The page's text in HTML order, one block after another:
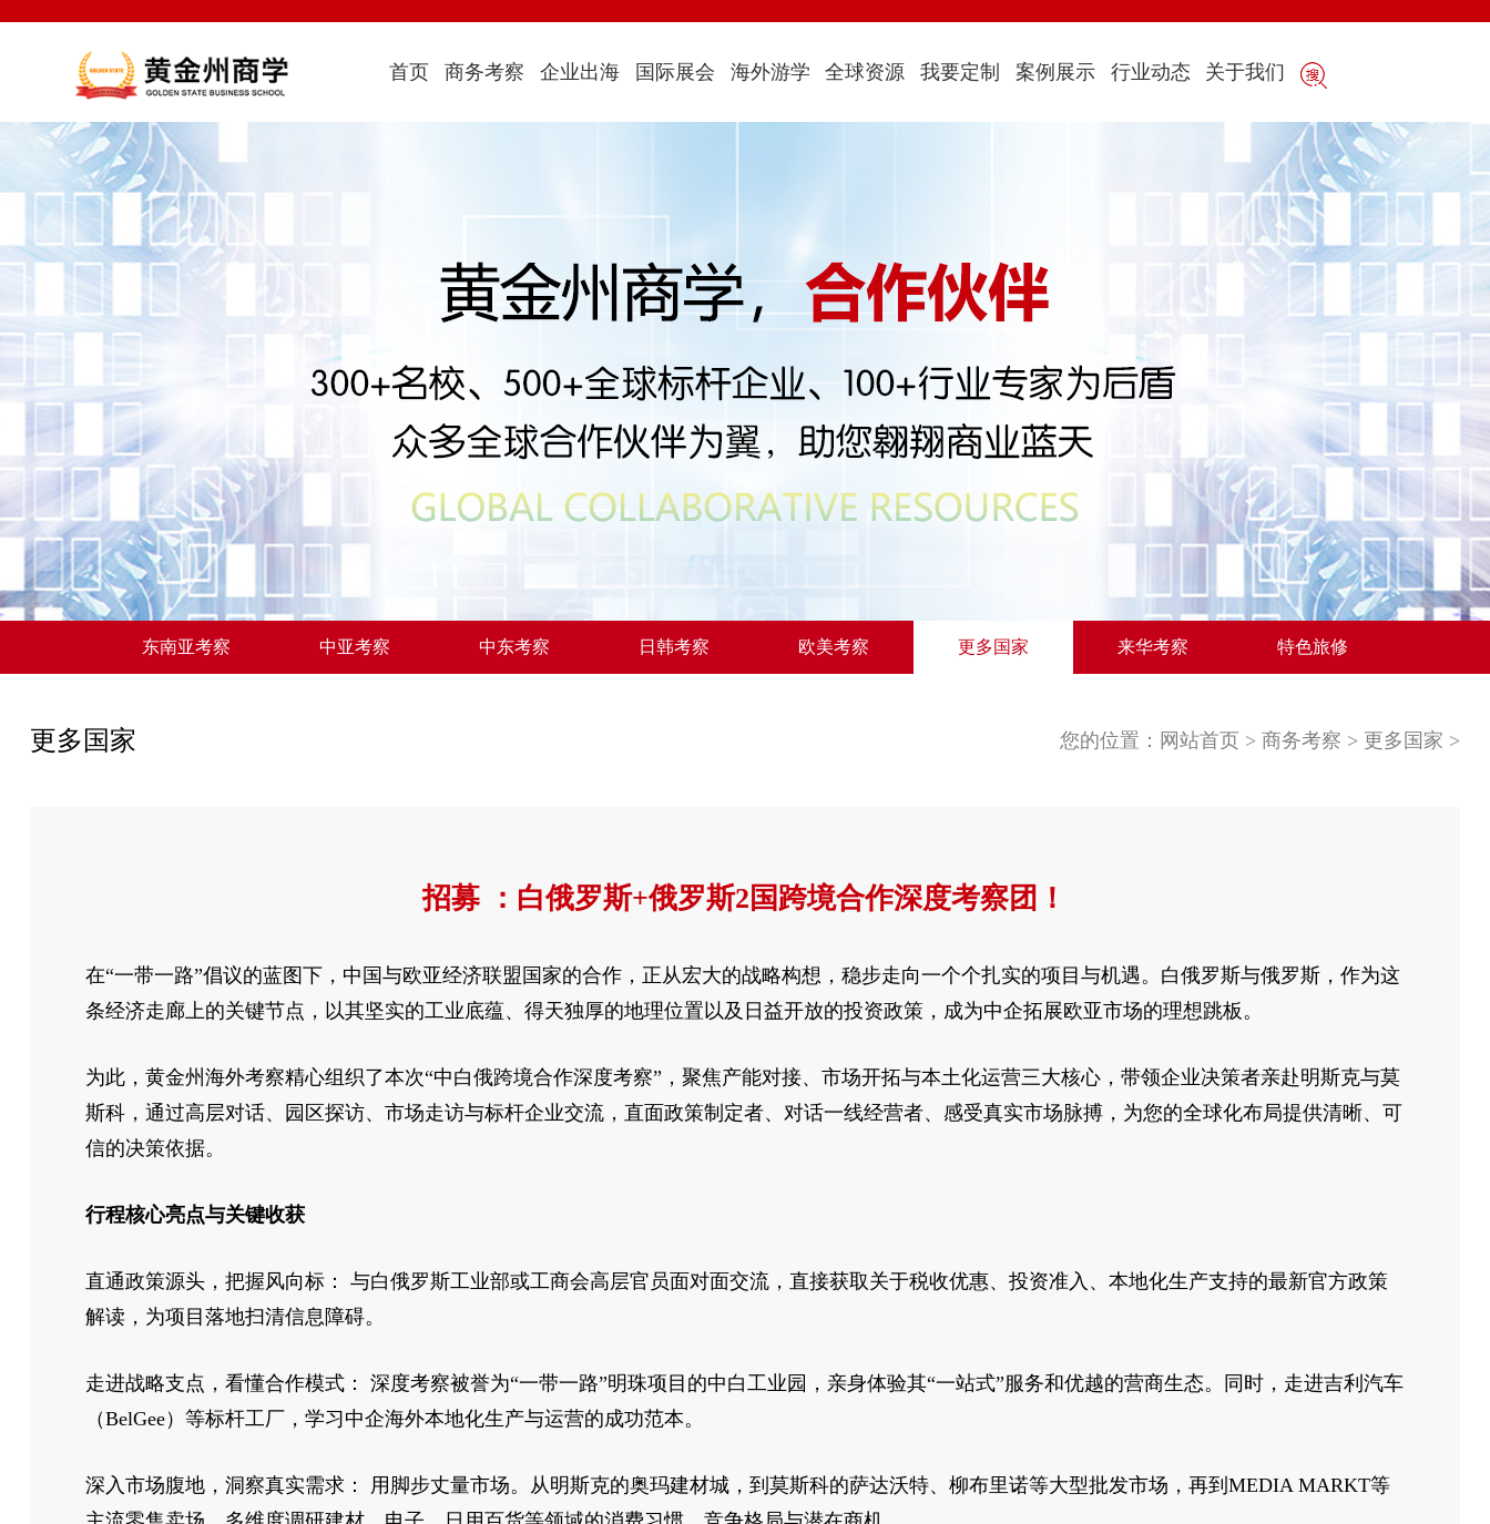
首页 商务考察 企业出海 国际展会 海外游学 全球资源 我要定制 案例展示 行业动态 关于我们
东南亚考察 中亚考察 中东考察 日韩考察 欧美考察 更多国家 来华考察 特色旅修
更多国家 您的位置： 网站首页 >商务考察 > 更多国家 >
招募 ：白俄罗斯+俄罗斯2国跨境合作深度考察团！
在“一带一路”倡议的蓝图下，中国与欧亚经济联盟国家的合作，正从宏大的战略构想，稳步走向一个个扎实的项目与机遇。白俄罗斯与俄罗斯，作为这
条经济走廊上的关键节点，以其坚实的工业底蕴、得天独厚的地理位置以及日益开放的投资政策，成为中企拓展欧亚市场的理想跳板。
为此，黄金州海外考察精心组织了本次“中白俄跨境合作深度考察”，聚焦产能对接、市场开拓与本土化运营三大核心，带领企业决策者亲赴明斯克与莫
斯科，通过高层对话、园区探访、市场走访与标杆企业交流，直面政策制定者、对话一线经营者、感受真实市场脉搏，为您的全球化布局提供清晰、可
信的决策依据。
行程核心亮点与关键收获
直通政策源头，把握风向标： 与白俄罗斯工业部或工商会高层官员面对面交流，直接获取关于税收优惠、投资准入、本地化生产支持的最新官方政策
解读，为项目落地扫清信息障碍。
走进战略支点，看懂合作模式： 深度考察被誉为“一带一路”明珠项目的中白工业园，亲身体验其“一站式”服务和优越的营商生态。同时，走进吉利汽车
（BelGee）等标杆工厂，学习中企海外本地化生产与运营的成功范本。
深入市场腹地，洞察真实需求： 用脚步丈量市场。从明斯克的奥玛建材城，到莫斯科的萨达沃特、柳布里诺等大型批发市场，再到MEDIA MARKT等